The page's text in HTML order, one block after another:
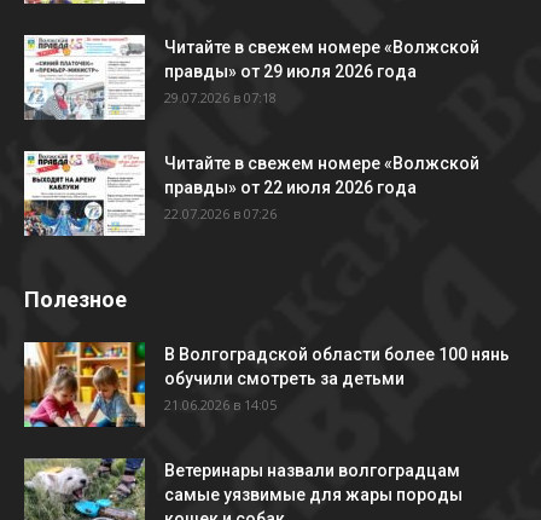
Читайте в свежем номере «Волжской
правды» от 29 июля 2026 года
29.07.2026 в 07:18
Читайте в свежем номере «Волжской
правды» от 22 июля 2026 года
22.07.2026 в 07:26
Полезное
В Волгоградской области более 100 нянь
обучили смотреть за детьми
21.06.2026 в 14:05
Ветеринары назвали волгоградцам
самые уязвимые для жары породы